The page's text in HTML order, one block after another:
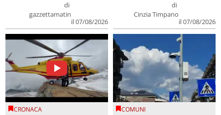
di
gazzettamatin
il 07/08/2026
di
Cinzia Timpano
il 07/08/2026
CRONACA COMUNI